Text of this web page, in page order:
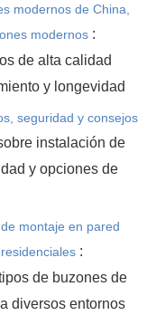
modernos de China,
modernos :
de alta calidad
y longevidad
seguridad y consejos
instalación de
y opciones de
montaje en pared
:
de buzones de
diversos entornos